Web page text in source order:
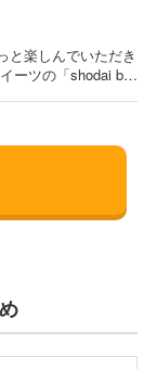
と楽しんでいただき
ーツの「shodai bio